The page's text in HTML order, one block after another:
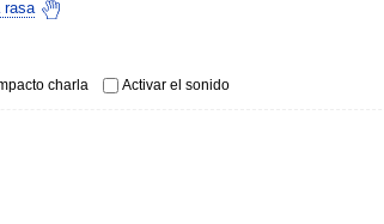
rasa
charla Activar el sonido